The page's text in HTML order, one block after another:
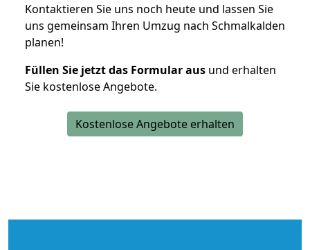
Kontaktieren Sie uns noch heute und lassen Sie
uns gemeinsam Ihren Umzug nach Schmalkalden
planen!
Füllen Sie jetzt das Formular aus und erhalten
Sie kostenlose Angebote.
Kostenlose Angebote erhalten